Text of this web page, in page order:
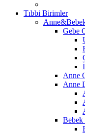
Tıbbi Birimler
Gebe
Anne
Anne
Bebek